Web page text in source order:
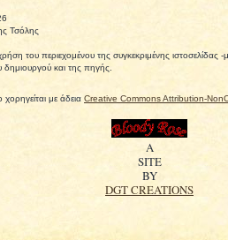
Τσόλης
του περιεχομένου της συγκεκριμένης
και της πηγής.
με άδεια Creative Commons Attribution-
A
SITE
BY
DGT CREATIONS